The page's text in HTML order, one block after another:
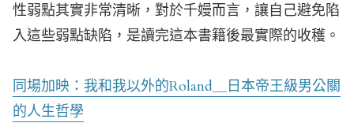
性弱點其實非常清晰，對於千嫚而言，讓自己避免陷
入這些弱點缺陷，是讀完這本書籍後最實際的收穫。
同場加映：我和我以外的Roland＿日本帝王級男公關
的人生哲學